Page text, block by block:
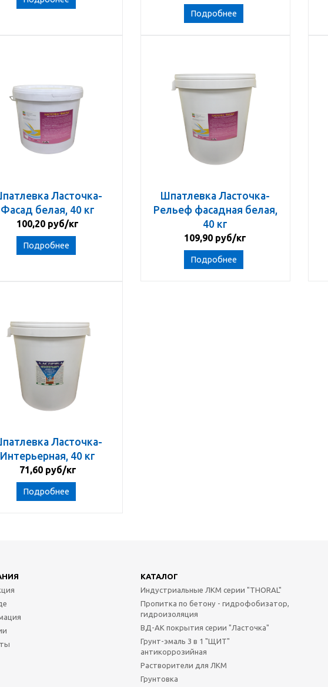
Подробнее
Ласточка-
Фасад белая, 40 кг
100,20 руб/кг
Подробнее
Шпатлевка Ласточка-
Рельеф фасадная белая,
40 кг
109,90 руб/кг
Подробнее
Ласточка-
Интерьерная, 40 кг
71,60 руб/кг
Подробнее
КАТАЛОГ
Индустриальные ЛКМ серии "THORAL"
Пропитка по бетону - гидрофобизатор,
гидроизоляция
ВД-АК покрытия серии "Ласточка"
Грунт-эмаль 3 в 1 "ЩИТ"
антикоррозийная
Растворители для ЛКМ
Грунтовка